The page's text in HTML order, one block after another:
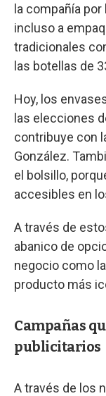
la compañía por
incluso a
tradicionales
las botellas de
Hoy, los
las elecciones
contribuye con
González.
el bolsillo,
accesibles en
A través de
abanico de
negocio como
producto más
Campañas
publicitarios
A través de los